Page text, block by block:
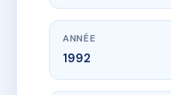
ANNÉE
1992